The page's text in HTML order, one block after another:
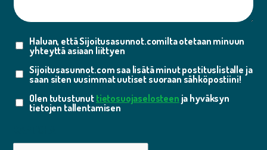
Suostumus
Haluan, että Sijoitusasunnot.comilta otetaan minuun
yhteyttä asiaan liittyen
Suostumus
Sijoitusasunnot.com saa lisätä minut postituslistalle ja
saan siten uusimmat uutiset suoraan sähköpostiini!
Suostumus
Olen tutustunut tietosuojaselosteen ja hyväksyn
tietojen tallentamisen